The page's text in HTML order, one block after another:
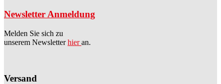
Newsletter Anmeldung
Melden Sie sich zu
unserem Newsletterhieran.
Versand